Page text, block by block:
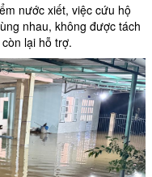
nước xiết, việc cứu hộ
nhau, không được tách
lại hỗ trợ.